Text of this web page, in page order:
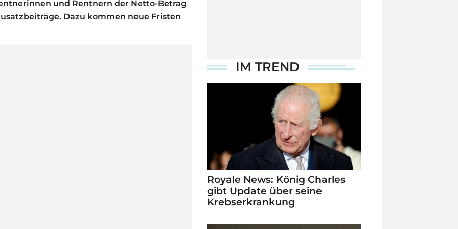
und Rentnern der Netto-Betrag
Dazu kommen neue Fristen
IM TREND
Royale News: König Charles
gibt Update über seine
Krebserkrankung